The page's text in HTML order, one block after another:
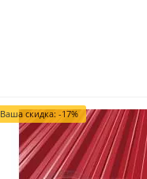
Ваша скидка: -17%